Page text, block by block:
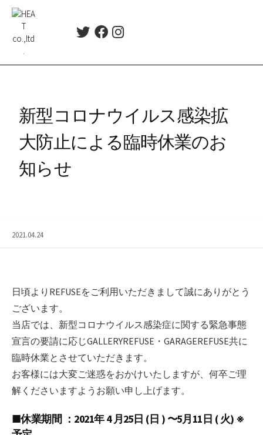
ツ
TwitterFacebookInstagram
新型コロナウイルス感染拡
大防止による臨時休業のお
知らせ
2021.04.24
日頃よりREFUSEをご利用いただきまして誠にありがとう
ございます。
当店では、新型コロナウイルス感染症に関する緊急事態
宣言の要請に応じGALLERYREFUSE・GARAGEREFUSE共に
臨時休業とさせていただきます。
お客様には大変ご迷惑をおかけいたしますが、何卒ご理
解くださいますようお願い申し上げます。
■休業期間 ：2021年 4 月25日 (日 ) 〜5月11日 ( 火) ※